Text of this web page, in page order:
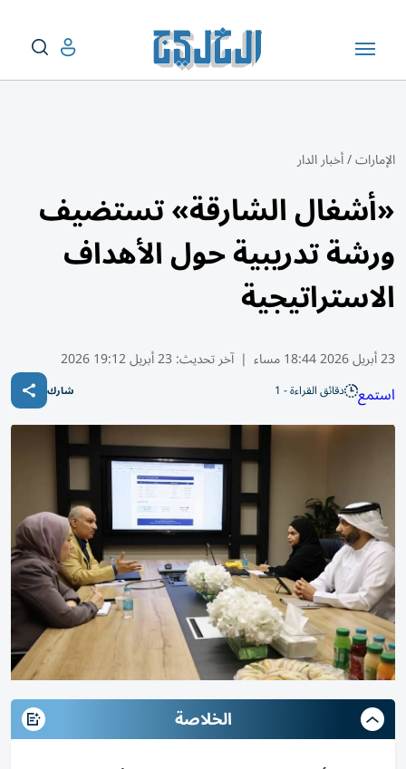
الإمارات/أخبار الدار
«أشغال الشارقة» تستضيف
ورشة تدريبية حول الأهداف
الاستراتيجية
23 أبريل 2026 18:44 مساء | آخر تحديث: 23 أبريل 19:12 2026
استمع دقائق القراءة - 1 شارك
الخلاصة